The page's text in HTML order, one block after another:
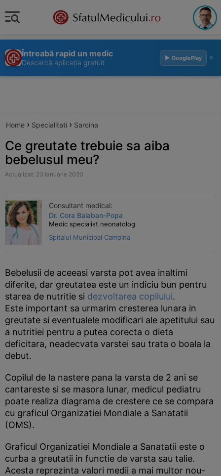
Întreabă rapid un medic
Descarcă aplicația gratuit
▶ GooglePlay ×
Home › Specialitati › Sarcina
Ce greutate trebuie sa aiba
bebelusul meu?
Actualizat: 23 Ianuarie 2020
Consultant medical:
Dr. Cora Balaban-Popa
Medic specialist neonatolog
Spitalul Municipal Campina
Bebelusii de aceeasi varsta pot avea inaltimi
diferite, dar greutatea este un indiciu bun pentru
starea de nutritie si dezvoltarea copilului.
Este important sa urmarim cresterea lunara in
greutate si eventualele modificari ale apetitului sau
a nutritiei pentru a putea corecta o dieta
deficitara, neadecvata varstei sau trata o boala la
debut.
Copilul de la nastere pana la varsta de 2 ani se
cantareste si se masora lunar, medicul pediatru
poate realiza diagrama de crestere ce se compara
cu graficul Organizatiei Mondiale a Sanatatii
(OMS).
Graficul Organizatiei Mondiale a Sanatatii este o
curba a greutatii in functie de varsta sau talie.
Acesta reprezinta valori medii a mai multor nou-